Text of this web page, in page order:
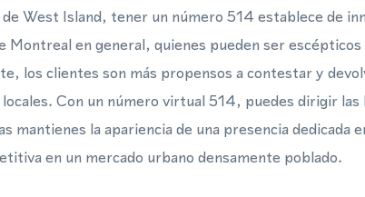
West Island, tener un número 514 establece de
Montreal en general, quienes pueden ser escépticos
los clientes son más propensos a contestar y
Con un número virtual 514, puedes dirigir las
mantienes la apariencia de una presencia dedicada
en un mercado urbano densamente poblado.